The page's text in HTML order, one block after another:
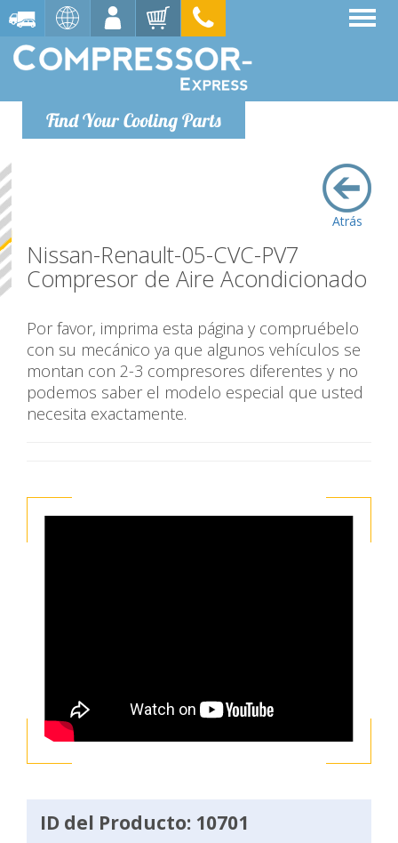
Find Your Cooling Parts
Atrás
Nissan-Renault-05-CVC-PV7
Compresor de Aire Acondicionado
Por favor, imprima esta página y compruébelo
con su mecánico ya que algunos vehículos se
montan con 2-3 compresores diferentes y no
podemos saber el modelo especial que usted
necesita exactamente.
ID del Producto: 10701